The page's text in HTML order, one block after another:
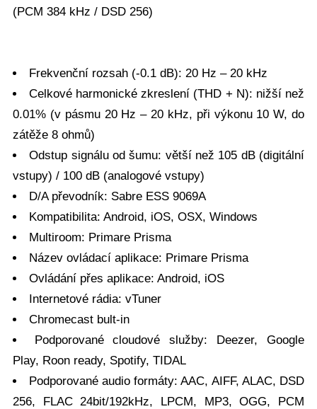
(PCM 384 kHz / DSD 256)
Frekvenční rozsah (-0.1 dB): 20 Hz – 20 kHz
Celkové harmonické zkreslení (THD + N): nižší než
0.01% (v pásmu 20 Hz – 20 kHz, při výkonu 10 W, do
zátěže 8 ohmů)
Odstup signálu od šumu: větší než 105 dB (digitální
vstupy) / 100 dB (analogové vstupy)
D/A převodník: Sabre ESS 9069A
Kompatibilita: Android, iOS, OSX, Windows
Multiroom: Primare Prisma
Název ovládací aplikace: Primare Prisma
Ovládání přes aplikace: Android, iOS
Internetové rádia: vTuner
Chromecast bult-in
Podporované cloudové služby: Deezer, Google
Play, Roon ready, Spotify, TIDAL
Podporované audio formáty: AAC, AIFF, ALAC, DSD
256, FLAC 24bit/192kHz, LPCM, MP3, OGG, PCM